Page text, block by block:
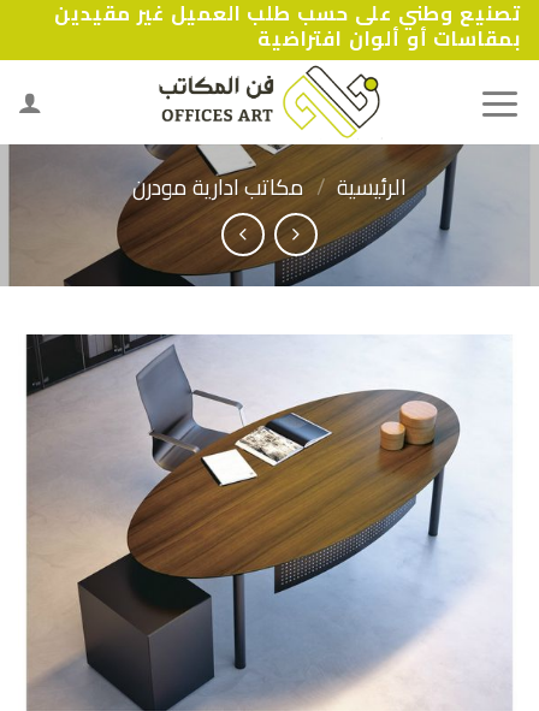
Skip
to
content
تصنيع وطني على حسب طلب العميل غير مقيدين
بمقاسات أو ألوان افتراضية
الرئيسية / مكاتب ادارية مودرن